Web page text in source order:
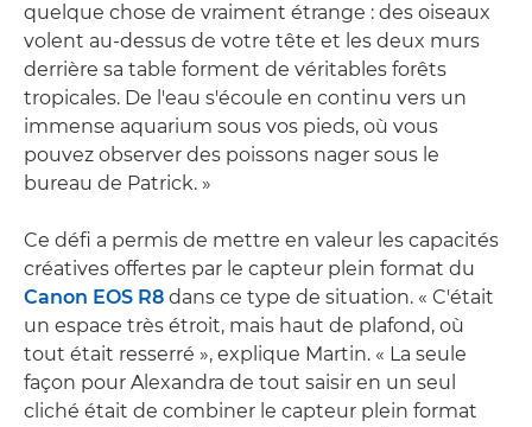
quelque chose de vraiment étrange : des oiseaux
volent au-dessus de votre tête et les deux murs
derrière sa table forment de véritables forêts
tropicales. De l'eau s'écoule en continu vers un
immense aquarium sous vos pieds, où vous
pouvez observer des poissons nager sous le
bureau de Patrick. »
Ce défi a permis de mettre en valeur les capacités
créatives offertes par le capteur plein format du
Canon EOS R8 dans ce type de situation. « C'était
un espace très étroit, mais haut de plafond, où
tout était resserré », explique Martin. « La seule
façon pour Alexandra de tout saisir en un seul
cliché était de combiner le capteur plein format